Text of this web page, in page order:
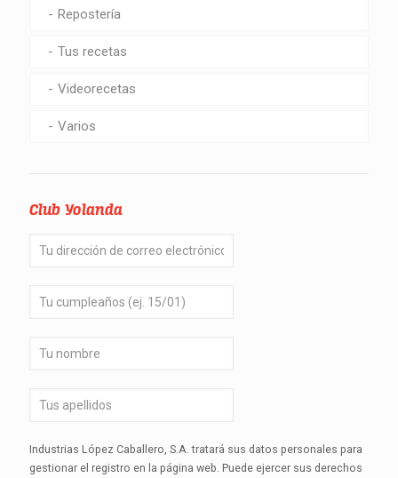
Repostería
Tus recetas
Videorecetas
Varios
Club Yolanda
Industrias López Caballero, S.A. tratará sus datos personales para
gestionar el registro en la página web. Puede ejercer sus derechos